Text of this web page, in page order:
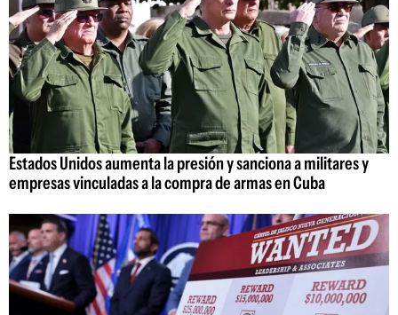
Estados Unidos aumenta la presión y sanciona a militares y
empresas vinculadas a la compra de armas en Cuba